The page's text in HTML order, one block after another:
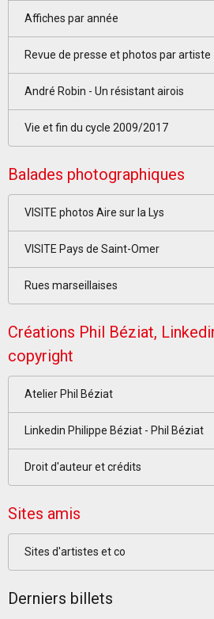
Affiches par année
Revue de presse et photos par artiste
André Robin - Un résistant airois
Vie et fin du cycle 2009/2017
Balades photographiques
VISITE photos Aire sur la Lys
VISITE Pays de Saint-Omer
Rues marseillaises
Créations Phil Béziat,
copyright
Atelier Phil Béziat
Linkedin Philippe Béziat - Phil Béziat
Droit d'auteur et crédits
Sites amis
Sites d'artistes et co
Derniers billets